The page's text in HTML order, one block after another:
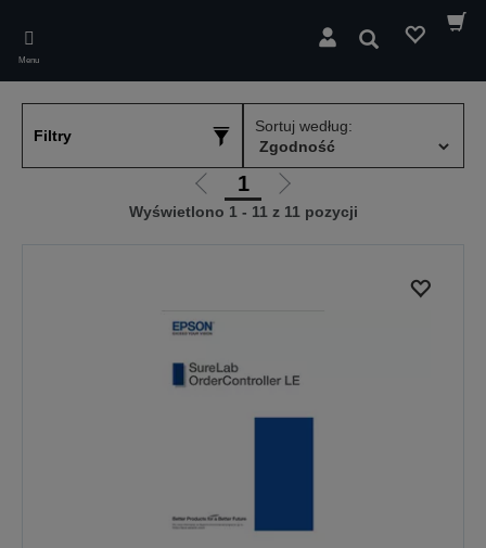
main
content
Menu
Wyszukaj
Filtry
Sortuj według:
Przejdź
do
1
Przejdź
do
Wyświetlono 1 - 11 z 11 pozycji